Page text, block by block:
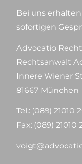
Bei uns
sofortigen
Advocatio
Rechtsanwalt
Innere Wiener
81667 München
Tel.: (089) 21010
Fax: (089) 21010